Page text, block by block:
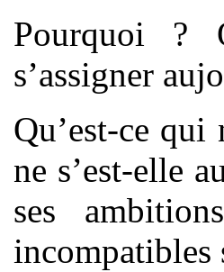
Pourquoi ?
s’assigner
Qu’est-ce
ne s’est-elle
ses
incompatibles